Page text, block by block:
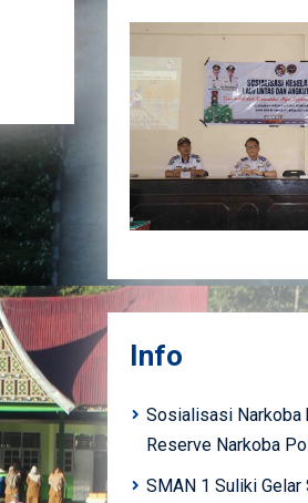
Info
Sosialisasi Narkoba
Reserve Narkoba
SMAN 1 Suliki